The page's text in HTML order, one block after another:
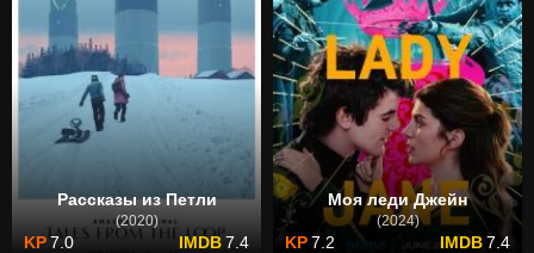
Рассказы из Петли
(2020)
7.0 7.4
Моя леди Джейн
(2024)
7.2 7.4